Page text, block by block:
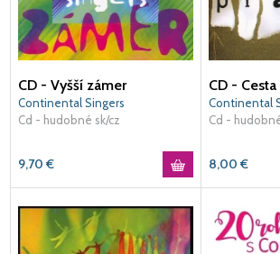
CD - Vyšší zámer
Continental Singers
Cd - hudobné sk/cz
9,70 €
CD -
Continental
Cd -
8,00 €